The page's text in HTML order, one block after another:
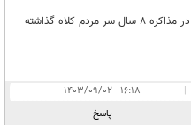
و این در حالی است که ظریف خودش در مذاکره 8 سال سر مردم کلاه گذاشته
|
۱۶:۱۸ - ۱۴۰۳/۰۹/۰۲
پاسخ